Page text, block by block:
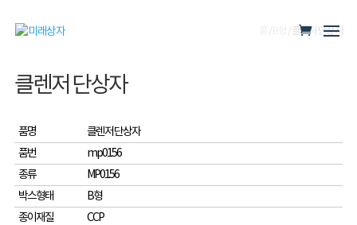
/ / 클렌저 단상자
클렌저 단상자
품명
클렌저 단상자
품번
mp0156
종류
MP0156
박스형태
B형
종이재질
CCP